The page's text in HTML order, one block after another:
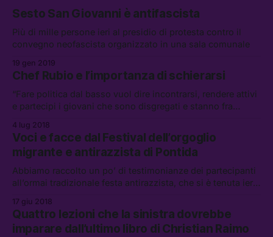
Sesto San Giovanni è antifascista
Più di mille persone ieri al presidio di protesta contro il
convegno neofascista organizzato in una sala comunale
19 gen 2019
Chef Rubio e l’importanza di schierarsi
“Fare politica dal basso vuol dire incontrarsi, rendere attivi
e partecipi i giovani che sono disgregati e stanno fra
hanno intorno.”
4 lug 2018
Voci e facce dal Festival dell’orgoglio
migrante e antirazzista di Pontida
Abbiamo raccolto un po’ di testimonianze dei partecipanti
all’ormai tradizionale festa antirazzista, che si è tenuta ieri
17 giu 2018
Quattro lezioni che la sinistra dovrebbe
imparare dall’ultimo libro di Christian Raimo